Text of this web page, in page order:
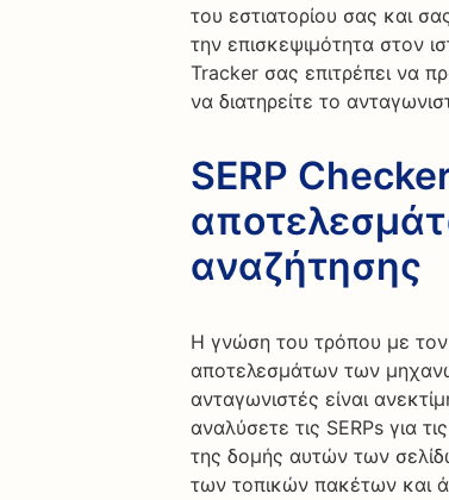
του εστιατορίου σας και
την επισκεψιμότητα στον
Tracker σας επιτρέπει να
να διατηρείτε το
SERP
αναζήτησης
Η γνώση του τρόπου με τον
αποτελεσμάτων των
ανταγωνιστές είναι
αναλύσετε τις SERPs για
της δομής αυτών των
των τοπικών πακέτων και